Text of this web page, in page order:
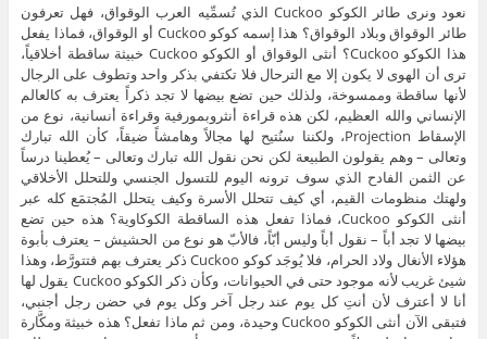
نعود ونرى طائر الكوكو Cuckoo الذي تُسمِّيه العرب الوقواق، فهل تعرفون
طائر الوقواق وبلاد الوقواق؟ هذا إسمه كوكو Cuckoo أو الوقواق، فماذا يفعل
هذا الكوكو Cuckoo؟ أنثى الوقواق أو الكوكو Cuckoo خبيثة ساقطة أخلاقياً،
ترى أن الهوى لا يكون إلا مع الترحال فلا تكتفي بذكر واحد وتطوف على الرجال
لأنها ساقطة وممسوخة، ولذلك حين تضع بيضها لا تجد ذكراً يعترف به كالعالم
الإنساني والله العظيم، لكن هذه قراءة أنثروبمورفية وقراءة أنسانية، نوع من
الإسقاط Projection، ولكننا سنُتيح لها مجالاً وهامشاً ضيقاً، كأن الله تبارك
وتعالى – وهم يقولون الطبيعة لكن نحن نقول الله تبارك وتعالى – يُعطينا درساً
عن الثمن الفادح الذي سوف ترونه اليوم للتسول الجنسي وللتحلل الأخلاقي
ولهتك منظومات القيم، أي كيف تتحلل الأسرة وكيف يتحلل المُجتمَع كله عبر
أنثى الكوكو Cuckoo، فماذا تفعل هذه الساقطة الكوكاوية؟ هذه حين تضع
بيضها لا تجد أباً – نقول أباً وليس أبّاً، فالأبّ هو نوع من الحشيش – يعترف بأبوة
هؤلاء الأنغال ولاد الحرام، فلا يُوجَد كوكو Cuckoo ذكر يعترف بهم فتتورَّط، وهذا
شيئ غريب لأنه موجود حتى في الحيوانات، وكأن ذكر الكوكو Cuckoo يقول لها
أنا لا أعترف لأن أنتِ كل يوم عند رجل آخر وكل يوم في حضن رجل أجنبي،
فتبقى الآن أنثى الكوكو Cuckoo وحيدة، ومن ثم ماذا تفعل؟ هذه خبيثة ومكَّارة